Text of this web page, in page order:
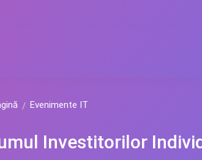
Evenimente IT
Investitorilor